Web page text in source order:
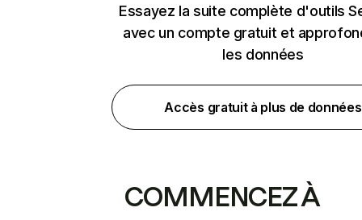
Essayez la suite complète d'outils
avec un compte gratuit et
les données
Accès gratuit à plus de données
COMMENCEZ À